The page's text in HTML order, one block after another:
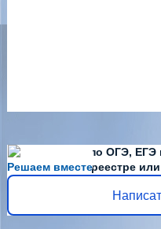
Решаем вместе
Есть вопросы по ОГЭ, ЕГЭ
Диплома нет в реестре